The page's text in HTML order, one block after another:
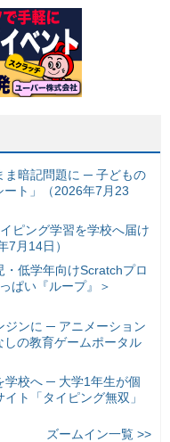
ま暗記問題に ─ 子どもの
ート」（2026年7月23
ピング学習を学校へ届け
7月14日）
低学年向けScratchプロ
ぱい『ループ』＞
ジンに ─ アニメーション
の教育ゲームポータル
学校へ ─ 大学1年生が個
ト「タイピング無双」
ズームイン一覧 >>